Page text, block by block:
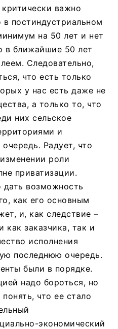
важно
в постиндустриальном
на 50 лет и нет
в ближайшие 50 лет
Следовательно,
что есть только
у нас есть даже не
а только то, что
них сельское
и
Радует, что
роли
приватизации.
возможность
как его основным
и, как следствие –
как заказчика, так и
исполнения
последнюю очередь.
были в порядке.
надо бороться, но
что ее стало
экономический